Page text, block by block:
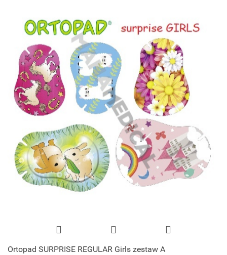
Ortopad SURPRISE REGULAR Girls zestaw A